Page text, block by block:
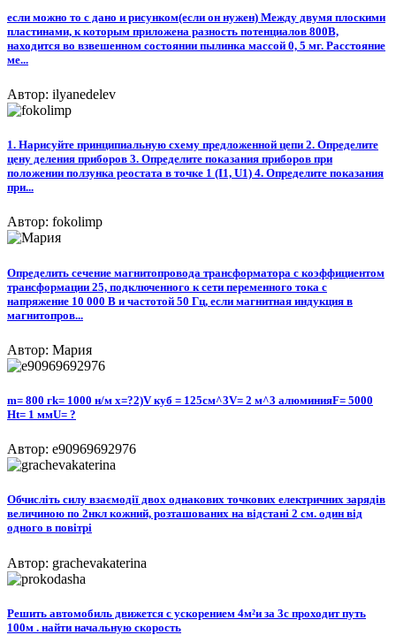
если можно то с дано и рисунком(если он нужен) Между двумя плоскими
пластинами, к которым приложена разность потенциалов 800В,
находится во взвешенном состоянии пылинка массой 0, 5 мг. Расстояние
ме...
Автор: ilyanedelev
1. Нарисуйте принципиальную схему предложенной цепи 2. Определите
цену деления приборов 3. Определите показания приборов при
положении ползунка реостата в точке 1 (I1, U1) 4. Определите показания
при...
Автор: fokolimp
Определить сечение магнитопровода трансформатора с коэффициентом
трансформации 25, подключенного к сети переменного тока с
напряжение 10 000 В и частотой 50 Гц, если магнитная индукция в
магнитопров...
Автор: Мария
m= 800 гk= 1000 н/м x=?2)V куб = 125см^3V= 2 м^3 алюминияF= 5000
Ht= 1 ммU= ?
Автор: e90969692976
Обчисліть силу взаємодії двох однакових точкових електричних зарядів
величиною по 2нкл кожний, розташованих на відстані 2 см. один від
одного в повітрі
Автор: grachevakaterina
Решить автомобиль движется с ускорением 4м²и за 3с проходит путь
100м . найти начальную скорость